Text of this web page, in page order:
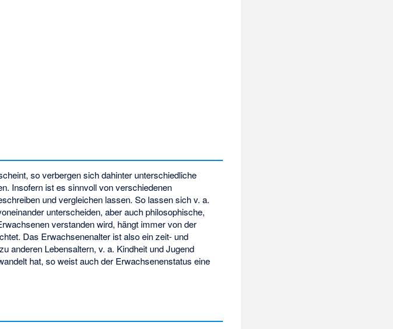
so verbergen sich dahinter unterschiedliche
Insofern ist es sinnvoll von verschiedenen
und vergleichen lassen. So lassen sich v. a.
unterscheiden, aber auch philosophische,
verstanden wird, hängt immer von der
Das Erwachsenenalter ist also ein zeit- und
anderen Lebensaltern, v. a. Kindheit und Jugend
hat, so weist auch der Erwachsenenstatus eine